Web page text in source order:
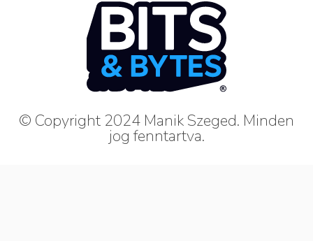
© Copyright 2024 Manik Szeged. Minden
jog fenntartva.